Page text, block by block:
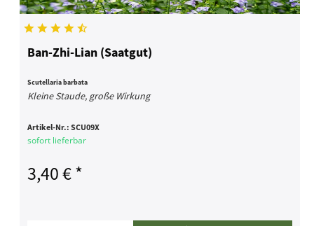
Ban-Zhi-Lian (Saatgut)
Scutellaria barbata
Kleine Staude, große Wirkung
Artikel-Nr.:SCU09X
sofort lieferbar
3,40 € *